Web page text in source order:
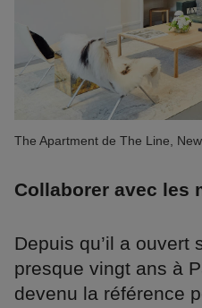
The Apartment de The Line,
Collaborer avec les
Depuis qu’il a ouvert
presque vingt ans à
devenu la référence